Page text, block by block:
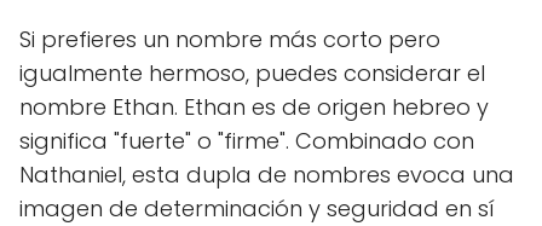
Si prefieres un nombre más corto pero
igualmente hermoso, puedes considerar el
nombre Ethan. Ethan es de origen hebreo y
significa "fuerte" o "firme". Combinado con
Nathaniel, esta dupla de nombres evoca una
imagen de determinación y seguridad en sí